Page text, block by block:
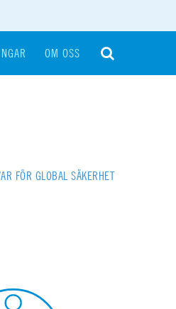
OM OSS
FÖR GLOBAL SÄKERHET